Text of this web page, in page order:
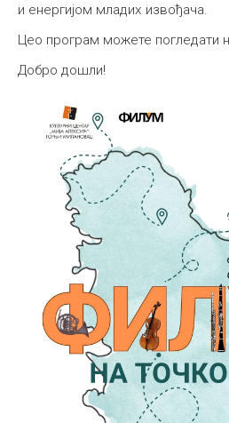
и енергијом младих извођача.
Цео програм можете погледати
Добро дошли!